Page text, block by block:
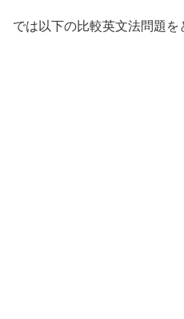
では以下の比較英文法問題を